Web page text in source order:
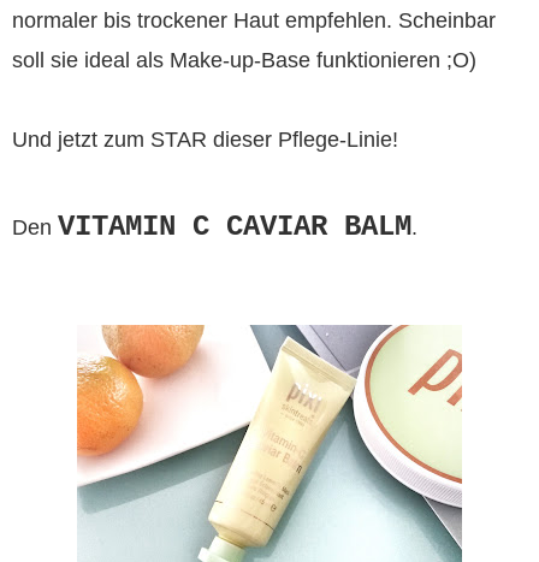
normaler bis trockener Haut empfehlen. Scheinbar
soll sie ideal als Make-up-Base funktionieren ;O)
Und jetzt zum STAR dieser Pflege-Linie!
Den VITAMIN C CAVIAR BALM.